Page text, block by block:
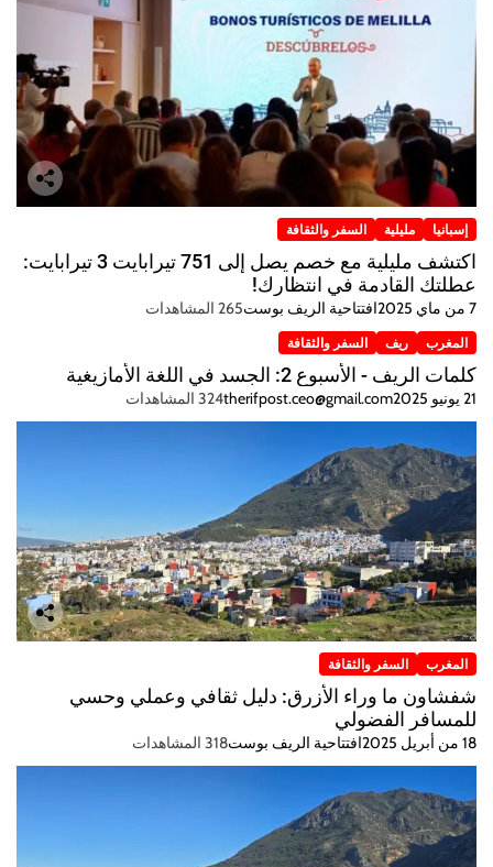
إسبانيا مليلية السفر والثقافة
اكتشف مليلية مع خصم يصل إلى 751 تيرابايت 3 تيرابايت:
عطلتك القادمة في انتظارك!
7 من ماي 2025 افتتاحية الريف بوست265 المشاهدات
المغرب ريف السفر والثقافة
كلمات الريف - الأسبوع 2: الجسد في اللغة الأمازيغية
21 يونيو 2025 therifpost.ceo@gmail.com324 المشاهدات
المغرب السفر والثقافة
شفشاون ما وراء الأزرق: دليل ثقافي وعملي وحسي
للمسافر الفضولي
18 من أبريل 2025 افتتاحية الريف بوست318 المشاهدات